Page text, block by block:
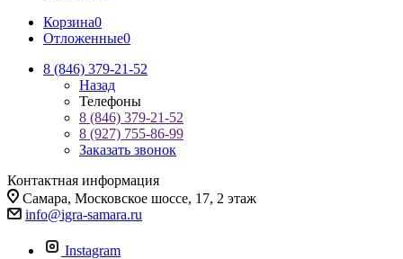
Корзина0
Отложенные0
8 (846) 379-21-52
Назад
Телефоны
8 (846) 379-21-52
8 (927) 755-86-99
Заказать звонок
Контактная информация
Самара, Московское шоссе, 17, 2 этаж
info@igra-samara.ru
Instagram